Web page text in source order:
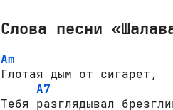
Слова песни
Am
Глотая дым от сигарет,
A7